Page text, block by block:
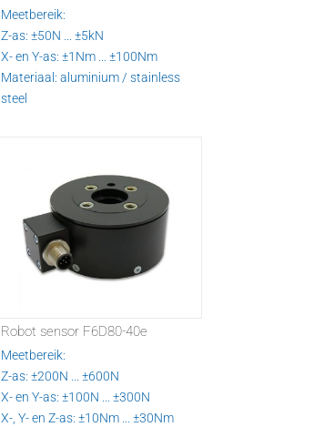
Meetbereik:
Z-as: ±50N ... ±5kN
X- en Y-as: ±1Nm ... ±100Nm
Materiaal: aluminium / stainless
steel
Robot sensor F6D80-40e
Meetbereik:
Z-as: ±200N ... ±600N
X- en Y-as: ±100N ... ±300N
X-, Y- en Z-as: ±10Nm ... ±30Nm